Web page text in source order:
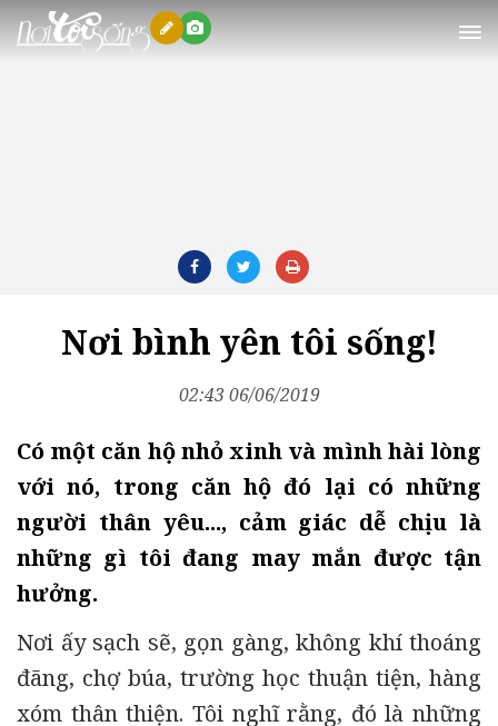
Nơi tôi sống
Nơi bình yên tôi sống!
02:43 06/06/2019
Có một căn hộ nhỏ xinh và mình hài lòng
với nó, trong căn hộ đó lại có những
người thân yêu..., cảm giác dễ chịu là
những gì tôi đang may mắn được tận
hưởng.
Nơi ấy sạch sẽ, gọn gàng, không khí thoáng
đãng, chợ búa, trường học thuận tiện, hàng
xóm thân thiện. Tôi nghĩ rằng, đó là những